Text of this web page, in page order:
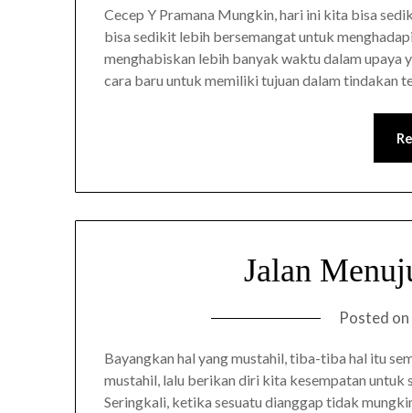
Cecep Y Pramana Mungkin, hari ini kita bisa
bisa sedikit lebih bersemangat untuk
menghabiskan lebih banyak waktu dalam upaya
cara baru untuk memiliki tujuan dalam tindakan
Jalan
Posted on
Bayangkan hal yang mustahil, tiba-tiba hal itu
mustahil, lalu berikan diri kita kesempatan untuk
Seringkali, ketika sesuatu dianggap tidak